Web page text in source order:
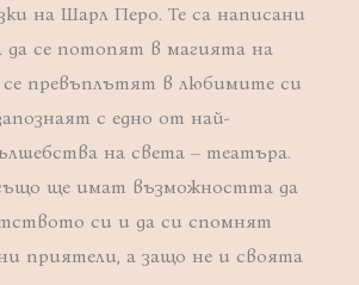
на Шарл Перо. Te са написани
да се потопят в магията на
се превъплътят в любимите си
с едно от най-
на света – театъра.
ще имат възможността да
си и да си спомнят
приятели, а защо не и своята